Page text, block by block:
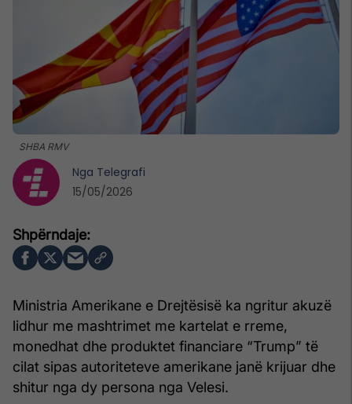
SHBA RMV
Ministria Amerikane e Drejtësisë ka ngritur akuzë
lidhur me mashtrimet me kartelat e rreme,
monedhat dhe produktet financiare “Trump” të
cilat sipas autoriteteve amerikane janë krijuar dhe
shitur nga dy persona nga Velesi.
Nga Telegrafi
15/05/2026